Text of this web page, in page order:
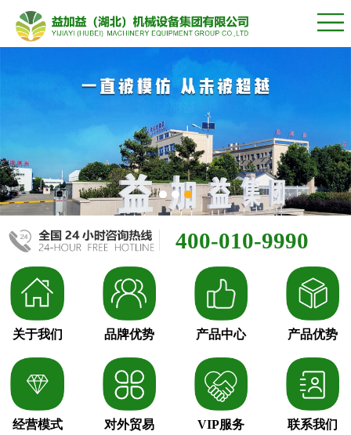
400-010-9990
关于我们 品牌优势 产品中心 产品优势
经营模式 对外贸易 VIP服务 联系我们